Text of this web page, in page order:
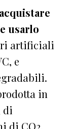
acquistare
usarlo
artificiali
e
in
di